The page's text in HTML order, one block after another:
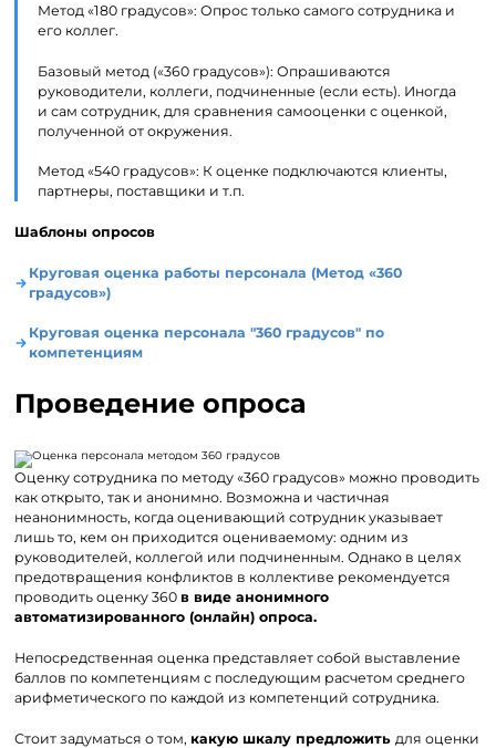
Метод «180 градусов»: Опрос только самого сотрудника и
его коллег.
Базовый метод («360 градусов»): Опрашиваются
руководители, коллеги, подчиненные (если есть). Иногда
и сам сотрудник, для сравнения самооценки с оценкой,
полученной от окружения.
Метод «540 градусов»: К оценке подключаются клиенты,
партнеры, поставщики и т.п.
Шаблоны опросов
Круговая оценка работы персонала (Метод «360
градусов»)
Круговая оценка персонала "360 градусов" по
компетенциям
Проведение опроса
Оценку сотрудника по методу «360 градусов» можно проводить
как открыто, так и анонимно. Возможна и частичная
неанонимность, когда оценивающий сотрудник указывает
лишь то, кем он приходится оцениваемому: одним из
руководителей, коллегой или подчиненным. Однако в целях
предотвращения конфликтов в коллективе рекомендуется
проводить оценку 360 в виде анонимного
автоматизированного (онлайн) опроса.
Непосредственная оценка представляет собой выставление
баллов по компетенциям с последующим расчетом среднего
арифметического по каждой из компетенций сотрудника.
Стоит задуматься о том, какую шкалу предложить для оценки